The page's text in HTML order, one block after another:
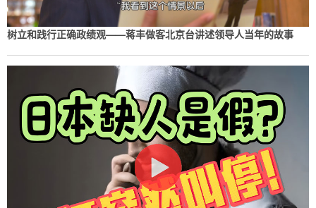
树立和践行正确政绩观——蒋丰做客北京台讲述领导人当年的故事